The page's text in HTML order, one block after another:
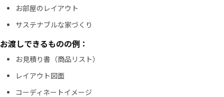
お部屋のレイアウト
サステナブルな家づくり
お渡しできるものの例：
お見積り書（商品リスト）
レイアウト図面
コーディネートイメージ